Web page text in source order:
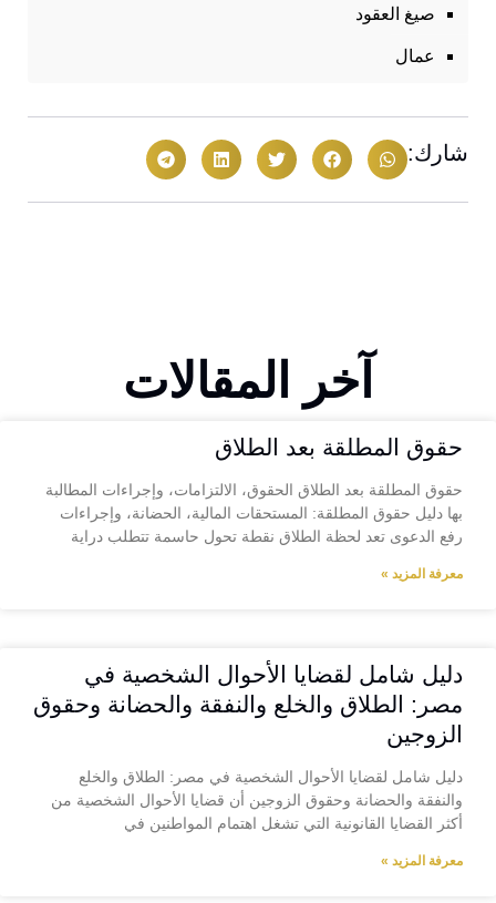
صيغ العقود
عمال
شارك:
آخر المقالات
حقوق المطلقة بعد الطلاق
حقوق المطلقة بعد الطلاق الحقوق، الالتزامات، وإجراءات المطالبة
بها دليل حقوق المطلقة: المستحقات المالية، الحضانة، وإجراءات
رفع الدعوى تعد لحظة الطلاق نقطة تحول حاسمة تتطلب دراية
معرفة المزيد »
دليل شامل لقضايا الأحوال الشخصية في
مصر: الطلاق والخلع والنفقة والحضانة وحقوق
الزوجين
دليل شامل لقضايا الأحوال الشخصية في مصر: الطلاق والخلع
والنفقة والحضانة وحقوق الزوجين أن قضايا الأحوال الشخصية من
أكثر القضايا القانونية التي تشغل اهتمام المواطنين في
معرفة المزيد »